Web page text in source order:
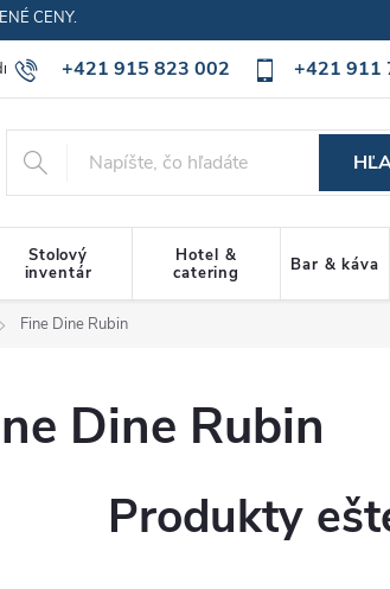
CENY.
+421 915 823 002 +421 911
podmienky Ochrana osobných údajov
Stolový
inventár
Hotel &
catering
Bar & káva
Fine Dine Rubin
Dine Rubin
Produkty